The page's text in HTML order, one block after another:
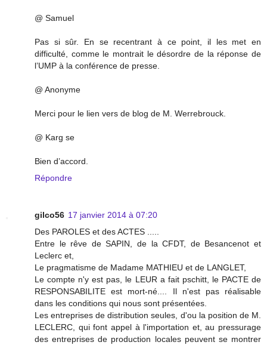
@ Samuel
Pas si sûr. En se recentrant à ce point, il les met en
difficulté, comme le montrait le désordre de la réponse de
l’UMP à la conférence de presse.
@ Anonyme
Merci pour le lien vers de blog de M. Werrebrouck.
@ Karg se
Bien d’accord.
Répondre
gilco56 17 janvier 2014 à 07:20
Des PAROLES et des ACTES .....
Entre le rêve de SAPIN, de la CFDT, de Besancenot et
Leclerc et,
Le pragmatisme de Madame MATHIEU et de LANGLET,
Le compte n'y est pas, le LEUR a fait pschitt, le PACTE de
RESPONSABILITE est mort-né.... Il n'est pas réalisable
dans les conditions qui nous sont présentées.
Les entreprises de distribution seules, d'ou la position de M.
LECLERC, qui font appel à l'importation et, au pressurage
des entreprises de production locales peuvent se montrer